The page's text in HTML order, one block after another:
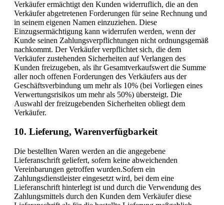
Verkäufer ermächtigt den Kunden widerruflich, die an den
Verkäufer abgetretenen Forderungen für seine Rechnung und
in seinem eigenen Namen einzuziehen. Diese
Einzugsermächtigung kann widerrufen werden, wenn der
Kunde seinen Zahlungsverpflichtungen nicht ordnungsgemäß
nachkommt. Der Verkäufer verpflichtet sich, die dem
Verkäufer zustehenden Sicherheiten auf Verlangen des
Kunden freizugeben, als ihr Gesamtverkaufswert die Summe
aller noch offenen Forderungen des Verkäufers aus der
Geschäftsverbindung um mehr als 10% (bei Vorliegen eines
Verwertungsrisikos um mehr als 50%) übersteigt. Die
Auswahl der freizugebenden Sicherheiten obliegt dem
Verkäufer.
10. Lieferung, Warenverfügbarkeit
Die bestellten Waren werden an die angegebene
Lieferanschrift geliefert, sofern keine abweichenden
Vereinbarungen getroffen wurden.Sofern ein
Zahlungsdienstleister eingesetzt wird, bei dem eine
Lieferanschrift hinterlegt ist und durch die Verwendung des
Zahlungsmittels durch den Kunden dem Verkäufer diese